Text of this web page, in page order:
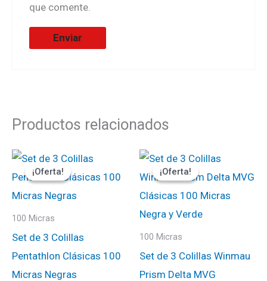
que comente.
Productos relacionados
¡Oferta!
¡Oferta!
100 Micras
Set de 3 Colillas
Pentathlon Clásicas 100
Micras Negras
El
precio
original
₡900.
El
precio
actual
₡765.
¡Oferta!
¡Oferta!
100 Micras
Set de 3 Colillas Winmau
Prism Delta MVG
El
precio
original
₡1500.
El
precio
actual
₡1350.